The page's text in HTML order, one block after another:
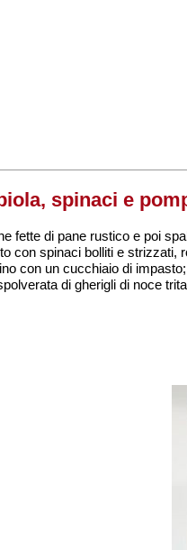
spinaci e
fette di pane rustico e poi
con spinaci bolliti e strizzati,
con un cucchiaio di
di gherigli di noce